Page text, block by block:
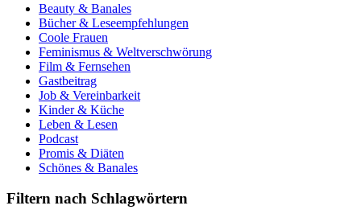
Beauty & Banales
Bücher & Leseempfehlungen
Coole Frauen
Feminismus & Weltverschwörung
Film & Fernsehen
Gastbeitrag
Job & Vereinbarkeit
Kinder & Küche
Leben & Lesen
Podcast
Promis & Diäten
Schönes & Banales
Filtern nach Schlagwörtern